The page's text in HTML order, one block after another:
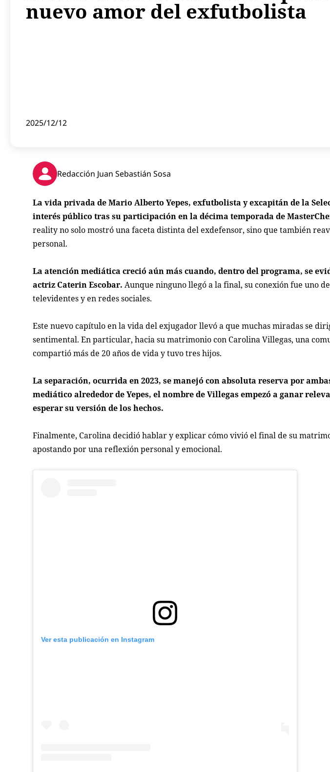
nuevo amor del exfutbolista
2025/12/12
Redacción Juan Sebastián Sosa
La vida privada de Mario Alberto Yepes, exfutbolista y excapitán de la
interés público tras su participación en la décima temporada de
reality no solo mostró una faceta distinta del exdefensor, sino que también
personal.
La atención mediática creció aún más cuando, dentro del programa, se
actriz Caterin Escobar.Aunque ninguno llegó a la final, su conexión fue uno
televidentes y en redes sociales.
Este nuevo capítulo en la vida del exjugador llevó a que muchas miradas se
sentimental. En particular, hacia su matrimonio con Carolina Villegas, una
compartió más de 20 años de vida y tuvo tres hijos.
La separación, ocurrida en 2023, se manejó con absoluta reserva por
mediático alrededor de Yepes, el nombre de Villegas empezó a ganar
esperar su versión de los hechos.
Finalmente, Carolina decidió hablar y explicar cómo vivió el final de su
apostando por una reflexión personal y emocional.
Ver esta publicación en Instagram